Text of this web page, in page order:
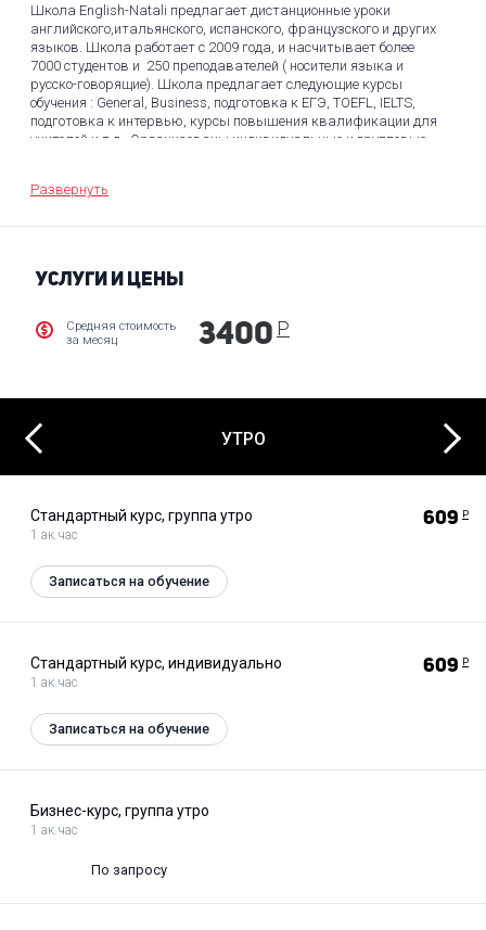
Школа English-Natali предлагает дистанционные уроки
английского,итальянского, испанского, французского и других
языков. Школа работает с 2009 года, и насчитывает более
7000 студентов и 250 преподавателей ( носители языка и
русско-говорящие). Школа предлагает следующие курсы
обучения : General, Business, подготовка к ЕГЭ, TOEFL, IELTS,
подготовка к интервью, курсы повышения квалификации для
учителей и т д . Организованы индивидуальные и групповые
организацией обучения за рубежом, летние языковые лагеря,
Развернуть
УСЛУГИ И ЦЕНЫ
Средняя стоимость
за месяц
3400 Р
Previous УТРО
Стандартный курс, группа утро
1 ак.час
609 Р
Записаться на обучение
Стандартный курс, индивидуально
1 ак.час
609 Р
Записаться на обучение
Бизнес-курс, группа утро
1 ак.час
По запросу
Next